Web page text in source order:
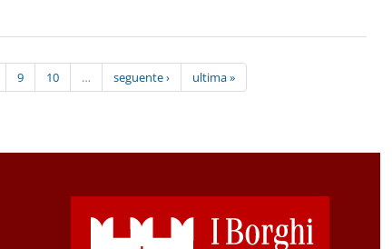
9 10 … seguente › ultima »